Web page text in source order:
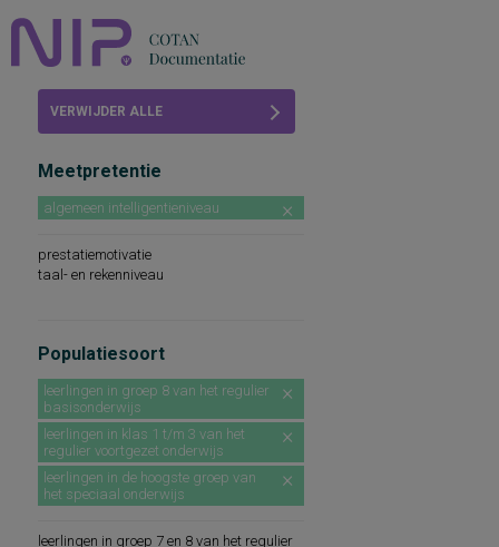
VERWIJDER ALLE
Meetpretentie
algemeen intelligentieniveau
prestatiemotivatie
taal- en rekenniveau
Populatiesoort
leerlingen in groep 8 van het regulier
basisonderwijs
leerlingen in klas 1 t/m 3 van het
regulier voortgezet onderwijs
leerlingen in de hoogste groep van
het speciaal onderwijs
leerlingen in groep 7 en 8 van het regulier